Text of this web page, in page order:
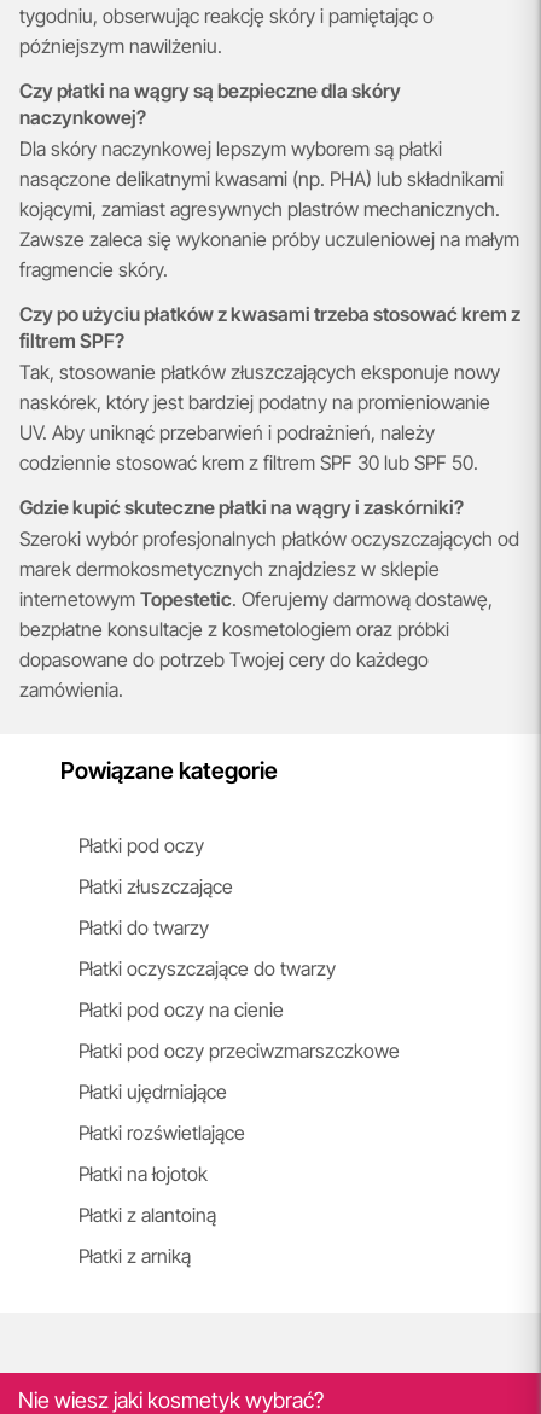
tygodniu, obserwując reakcję skóry i pamiętając o
późniejszym nawilżeniu.
Czy płatki na wągry są bezpieczne dla skóry
naczynkowej?
Dla skóry naczynkowej lepszym wyborem są płatki
nasączone delikatnymi kwasami (np. PHA) lub składnikami
kojącymi, zamiast agresywnych plastrów mechanicznych.
Zawsze zaleca się wykonanie próby uczuleniowej na małym
fragmencie skóry.
Czy po użyciu płatków z kwasami trzeba stosować krem z
filtrem SPF?
Tak, stosowanie płatków złuszczających eksponuje nowy
naskórek, który jest bardziej podatny na promieniowanie
UV. Aby uniknąć przebarwień i podrażnień, należy
codziennie stosować krem z filtrem SPF 30 lub SPF 50.
Gdzie kupić skuteczne płatki na wągry i zaskórniki?
Szeroki wybór profesjonalnych płatków oczyszczających od
marek dermokosmetycznych znajdziesz w sklepie
internetowym Topestetic. Oferujemy darmową dostawę,
bezpłatne konsultacje z kosmetologiem oraz próbki
dopasowane do potrzeb Twojej cery do każdego
zamówienia.
Powiązane kategorie
Płatki pod oczy
Płatki złuszczające
Płatki do twarzy
Płatki oczyszczające do twarzy
Płatki pod oczy na cienie
Płatki pod oczy przeciwzmarszczkowe
Płatki ujędrniające
Płatki rozświetlające
Płatki na łojotok
Płatki z alantoiną
Płatki z arniką
Nie wiesz jaki kosmetyk wybrać?